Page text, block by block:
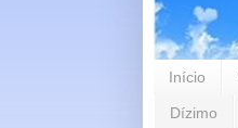
Início
Dízimo